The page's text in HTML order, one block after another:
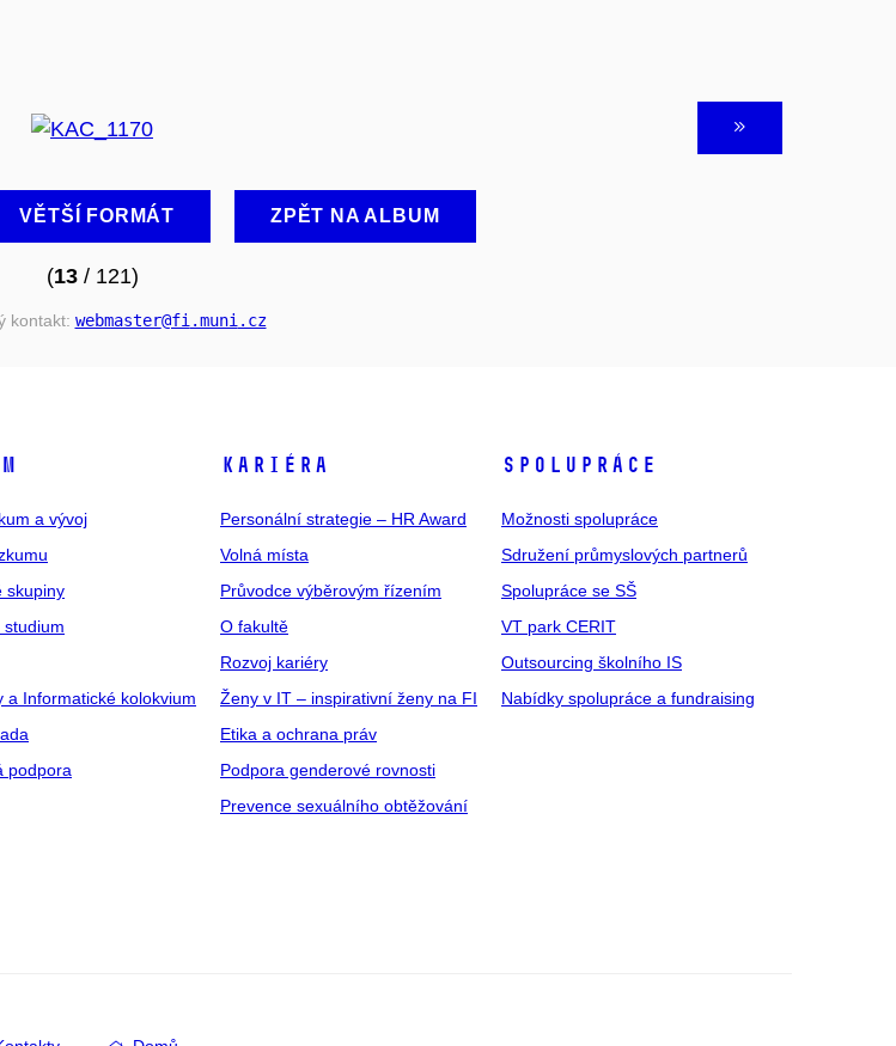
VĚTŠÍ FORMÁT ZPĚT NA ALBUM
(13/ 121)
kontakt: webmaster@fi .muni .cz
a vývoj
skupiny
studium
a Informatické kolokvium
podpora
KARIÉRA
Personální strategie – HR Award
Volná místa
Průvodce výběrovým řízením
O fakultě
Rozvoj kariéry
Ženy v IT – inspirativní ženy na FI
Etika a ochrana práv
Podpora genderové rovnosti
Prevence sexuálního obtěžování
SPOLUPRÁCE
Možnosti spolupráce
Sdružení průmyslových partnerů
Spolupráce se SŠ
VT park CERIT
Outsourcing školního IS
Nabídky spolupráce a fundraising